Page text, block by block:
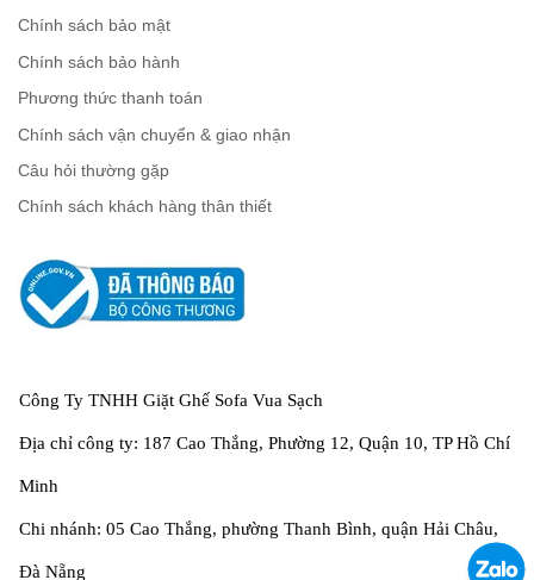
Chính sách bảo mật
Chính sách bảo hành
Phương thức thanh toán
Chính sách vận chuyển & giao nhận
Câu hỏi thường gặp
Chính sách khách hàng thân thiết
Công Ty TNHH Giặt Ghế Sofa Vua Sạch
Địa chỉ công ty: 187 Cao Thắng, Phường 12, Quận 10, TP Hồ Chí
Minh
Chi nhánh: 05 Cao Thắng, phường Thanh Bình, quận Hải Châu,
Đà Nẵng